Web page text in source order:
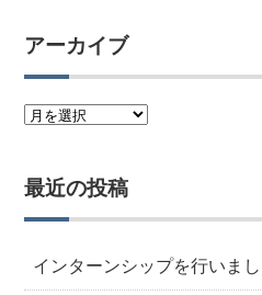
アーカイブ
ア
イ
最近の投稿
インターンシップを行いま